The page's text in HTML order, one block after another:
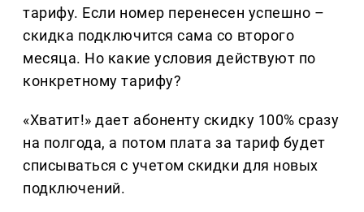
тарифу. Если номер перенесен успешно –
скидка подключится сама со второго
месяца. Но какие условия действуют по
конкретному тарифу?
«Хватит!» дает абоненту скидку 100% сразу
на полгода, а потом плата за тариф будет
списываться с учетом скидки для новых
подключений.